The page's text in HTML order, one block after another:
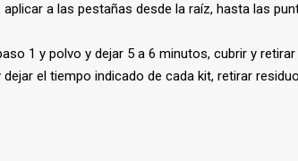
a las pestañas desde la raíz, hasta las
1 y polvo y dejar 5 a 6 minutos, cubrir y retirar
el tiempo indicado de cada kit, retirar